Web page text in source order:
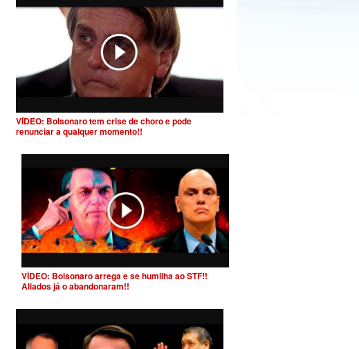
VÍDEO: Bolsonaro tem crise de choro e pode
renunciar a qualquer momento!!
VÍDEO: Bolsonaro arrega e se humilha ao STF!!
Aliados já o abandonaram!!